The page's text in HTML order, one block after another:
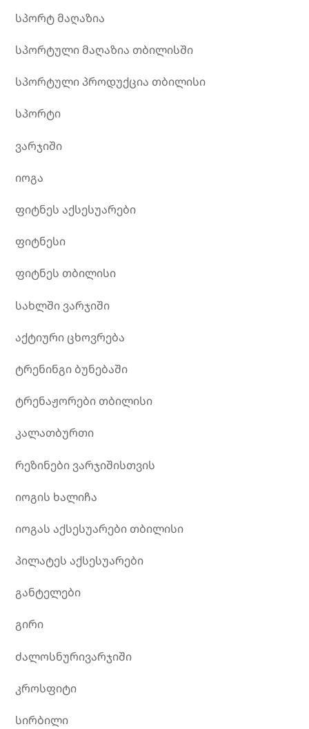
სპორტ მაღაზია
სპორტული მაღაზია თბილისში
სპორტული პროდუქცია თბილისი
სპორტი
ვარჯიში
იოგა
ფიტნეს აქსესუარები
ფიტნესი
ფიტნეს თბილისი
სახლში ვარჯიში
აქტიური ცხოვრება
ტრენინგი ბუნებაში
ტრენაჟორები თბილისი
კალათბურთი
რეზინები ვარჯიშისთვის
იოგის ხალიჩა
იოგას აქსესუარები თბილისი
პილატეს აქსესუარები
განტელები
გირი
ძალოსნურივარჯიში
კროსფიტი
სირბილი